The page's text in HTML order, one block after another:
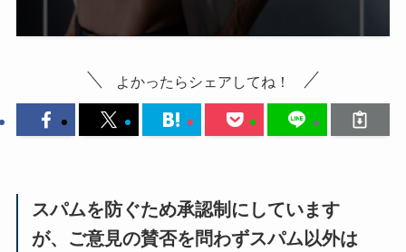
よかったらシェアしてね！
スパムを防ぐため承認制にしています
が、ご意見の賛否を問わずスパム以外は